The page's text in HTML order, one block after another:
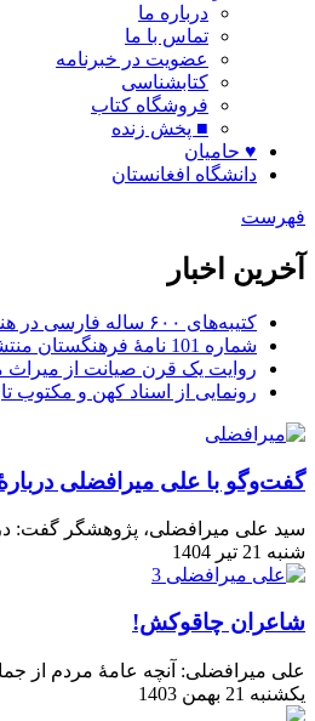
درباره ما
تماس با ما
عضویت در خبرنامه
کتابشناسی
فروشگاه کتاب
■ پخش زنده
♥ حامیان
دانشگاه افغانستان
فهرست
آخرین اخبار
کتیبه‌های ۶۰۰ ساله فارسی در هندوستان
شماره 101 نامۀ فرهنگستان منتشر شد
روایت یک قرن صیانت از میراث
رونمایی از اسناد کهن و مکتوب
گفت‌وگو با علی میرافضلی
سید علی میرافضلی، پژوهشگر گفت:
شنبه 21 تیر 1404
شاعران چاقوکش!
علی میرافضلی: آنچه عامۀ مردم از
یکشنبه 21 بهمن 1403